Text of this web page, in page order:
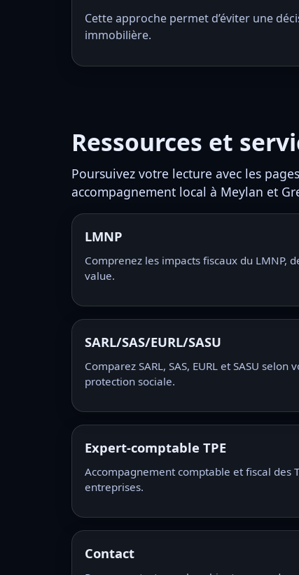
Cette approche permet d’éviter une
immobilière.
Ressources et
Poursuivez votre lecture avec les
accompagnement local à Meylan et
LMNP
Comprenez les impacts fiscaux du LMNP,
value.
SARL/SAS/EURL/SASU
Comparez SARL, SAS, EURL et SASU
protection sociale.
Expert-comptable TPE
Accompagnement comptable et fiscal des
entreprises.
Contact